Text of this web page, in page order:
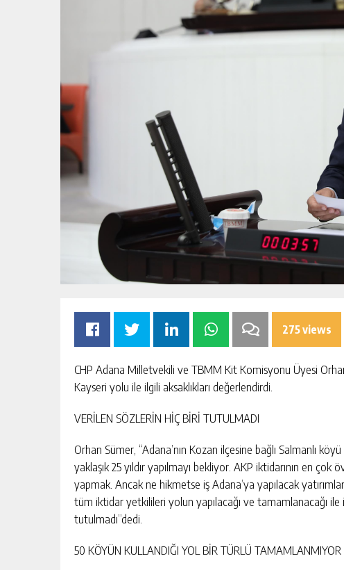
275 views
CHP Adana Milletvekili ve TBMM Kit Komisyonu Üyesi
Kayseri yolu ile ilgili aksaklıkları değerlendirdi.
VERİLEN SÖZLERİN HİÇ BİRİ TUTULMADI
Orhan Sümer, “Adana’nın Kozan ilçesine bağlı Salmanlı
yaklaşık 25 yıldır yapılmayı bekliyor. AKP iktidarının en
yapmak. Ancak ne hikmetse iş Adana’ya yapılacak
tüm iktidar yetkilileri yolun yapılacağı ve tamamlanacağı
tutulmadı”dedi.
50 KÖYÜN KULLANDIĞI YOL BİR TÜRLÜ TAMAMLANMIYOR
GÜNLÜK HABER AKIŞI
SIK ARIZALANAN IÇME SUYU HATTI
YENILENIYOR